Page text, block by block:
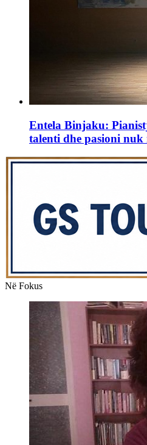
Entela Binjaku:
talenti dhe pasioni
Në Fokus